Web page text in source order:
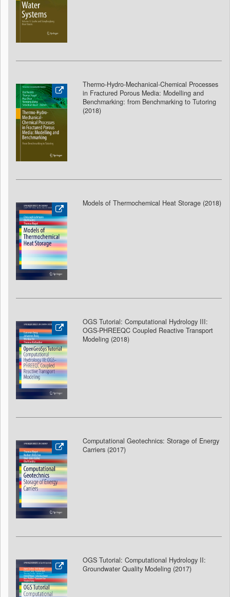
Thermo-Hydro-Mechanical-Chemical Processes
in Fractured Porous Media: Modelling and
Benchmarking: from Benchmarking to Tutoring
(2018)
Models of Thermochemical Heat Storage (2018)
OGS Tutorial: Computational Hydrology III:
OGS-PHREEQC Coupled Reactive Transport
Modeling (2018)
Computational Geotechnics: Storage of Energy
Carriers (2017)
OGS Tutorial: Computational Hydrology II:
Groundwater Quality Modeling (2017)